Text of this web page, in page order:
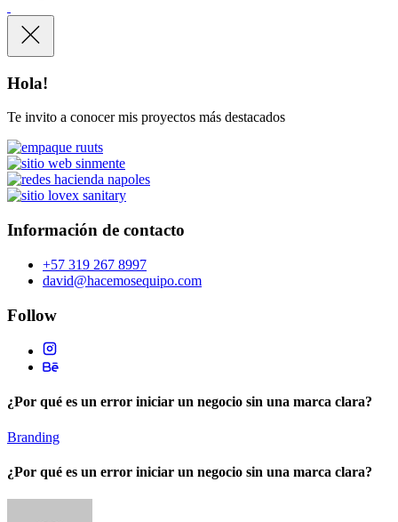
Hola!
Te invito a conocer mis proyectos más destacados
Información de contacto
+57 319 267 8997
david@hacemosequipo.com
Follow
¿Por qué es un error iniciar un negocio sin una marca clara?
Branding
¿Por qué es un error iniciar un negocio sin una marca clara?